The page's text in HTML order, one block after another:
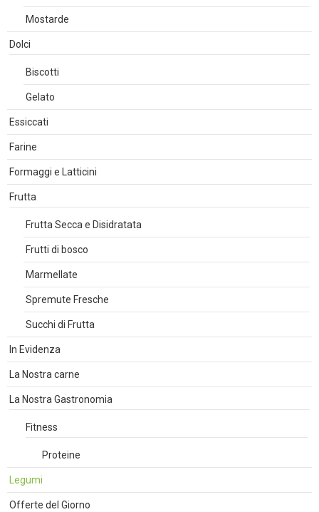
Mostarde
Dolci
Biscotti
Gelato
Essiccati
Farine
Formaggi e Latticini
Frutta
Frutta Secca e Disidratata
Frutti di bosco
Marmellate
Spremute Fresche
Succhi di Frutta
In Evidenza
La Nostra carne
La Nostra Gastronomia
Fitness
Proteine
Legumi
Offerte del Giorno